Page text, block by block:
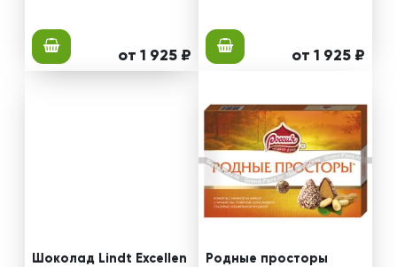
от 1 925 ₽ от 1 925 ₽
Шоколад Lindt Еxcellen
Родные просторы